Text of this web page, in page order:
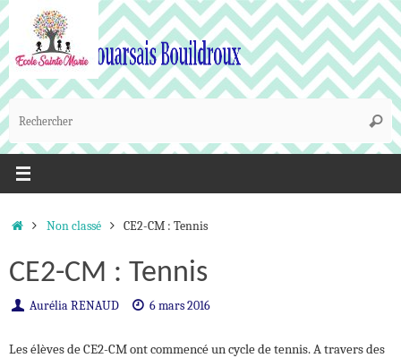
Passer
au
contenu
:
AccueilNon classé CE2-CM : Tennis
CE2-CM : Tennis
Aurélia RENAUD 6 mars 2016
Les élèves de CE2-CM ont commencé un cycle de tennis. A travers des